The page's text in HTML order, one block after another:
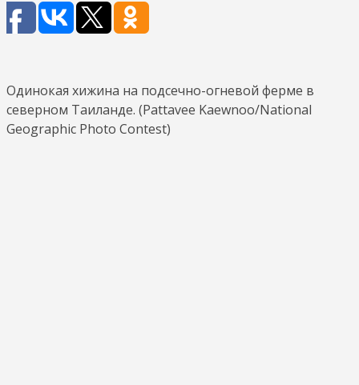
Одинокая хижина на подсечно-огневой ферме в
северном Таиланде. (Pattavee Kaewnoo/National
Geographic Photo Contest)